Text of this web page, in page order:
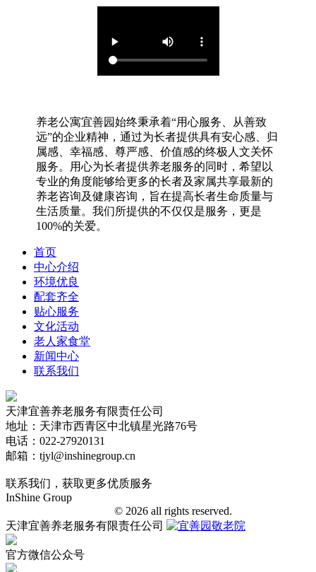
养老公寓宜善园始终秉承着“用心服务、从善致
远”的企业精神，通过为长者提供具有安心感、归
属感、幸福感、尊严感、价值感的终极人文关怀
服务。用心为长者提供养老服务的同时，希望以
专业的角度能够给更多的长者及家属共享最新的
养老咨询及健康咨询，旨在提高长者生命质量与
生活质量。我们所提供的不仅仅是服务，更是
100%的关爱。
首页
中心介绍
环境优良
配套齐全
贴心服务
文化活动
老人家食堂
新闻中心
联系我们
天津宜善养老服务有限责任公司
地址：天津市西青区中北镇星光路76号
电话：022-27920131
邮箱：tjyl@inshinegroup.cn
联系我们，获取更多优质服务
InShine Group
© 2026 all rights reserved.
天津宜善养老服务有限责任公司
官方微信公众号